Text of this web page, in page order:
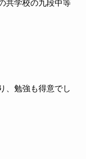
共学校の九段中等
、勉強も得意でし